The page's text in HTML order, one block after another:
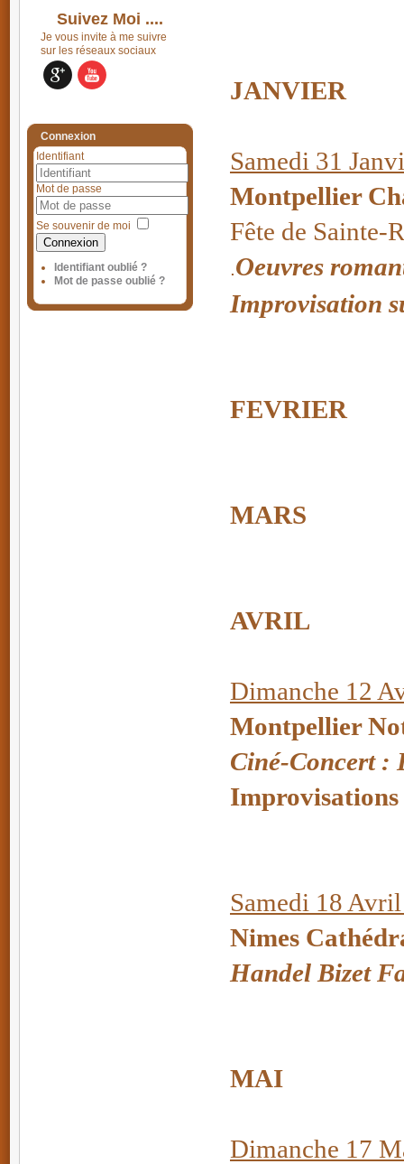
Suivez Moi ....
Je vous invite à me suivre
sur les réseaux sociaux
Connexion
Identifiant
Mot de passe
Se souvenir de moi
Connexion
Identifiant oublié ?
Mot de passe oublié ?
JANVIER
Samedi 31
Montpellier
Fête de Sainte-
.Oeuvres
Improvisation
FEVRIER
MARS
AVRIL
Dimanche 12
Montpellier
Ciné-Concert :
Samedi 18
Nimes
Handel Bizet
MAI
Dimanche 17